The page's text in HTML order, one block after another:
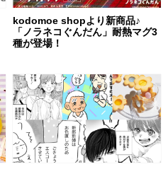
kodomoe shopより新商品♪
「ノラネコぐんだん」耐熱マグ3
種が登場！